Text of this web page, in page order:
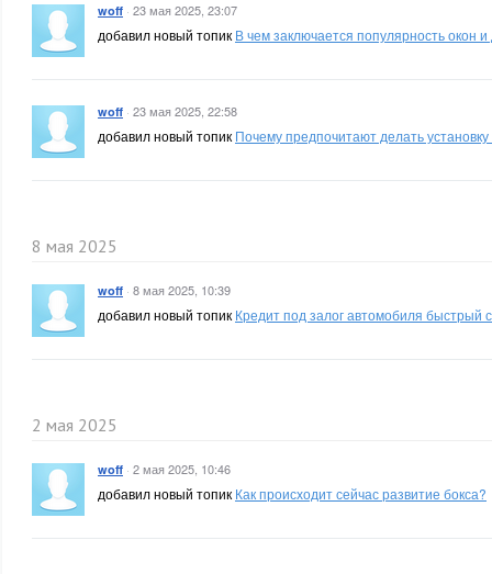
woff · 23 мая 2025, 23:07
добавил новый топик В чем заключается популярность окон
woff · 23 мая 2025, 22:58
добавил новый топик Почему предпочитают делать
8 мая 2025
woff · 8 мая 2025, 10:39
добавил новый топик Кредит под залог автомобиля быстрый
2 мая 2025
woff · 2 мая 2025, 10:46
добавил новый топик Как происходит сейчас развитие бокса?